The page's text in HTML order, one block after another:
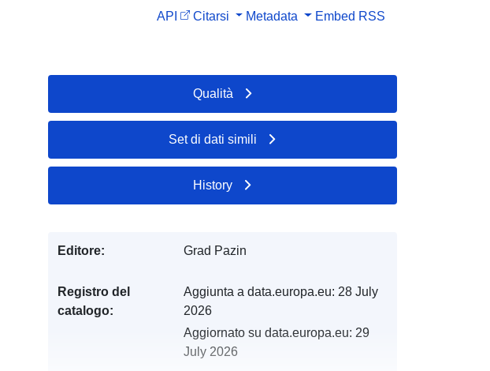
API Citarsi Metadata Embed RSS
Qualità
Set di dati simili
History
Editore: Grad Pazin
Registro del
catalogo:
Aggiunta a data.europa.eu: 28 July
2026
Aggiornato su data.europa.eu: 29
July 2026